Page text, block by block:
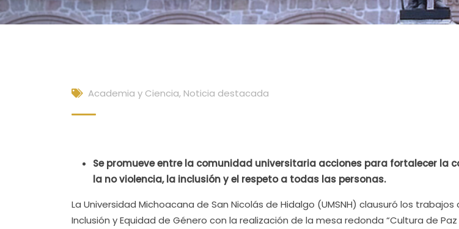
Academia y Ciencia, Noticia destacada
Se promueve entre la comunidad universitaria acciones para fortalecer la
la no violencia, la inclusión y el respeto a todas las personas.
La Universidad Michoacana de San Nicolás de Hidalgo (UMSNH) clausuró los
Inclusión y Equidad de Género con la realización de la mesa redonda “Cultura de